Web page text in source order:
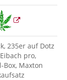
235er auf Dotz
pro,
Box, Maxton